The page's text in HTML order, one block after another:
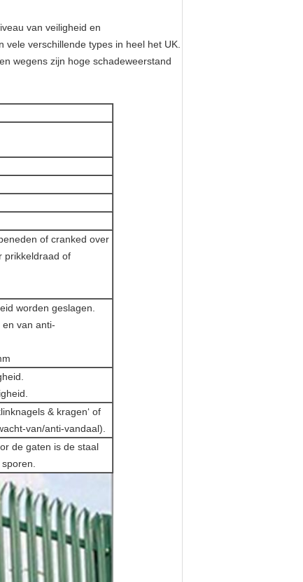
van veiligheid en
verschillende types in heel het UK.
wegens zijn hoge schadeweerstand
of cranked over
prikkeldraad of
worden geslagen.
van anti-
& kragen‘ of
van/anti-vandaal).
de gaten is de staal